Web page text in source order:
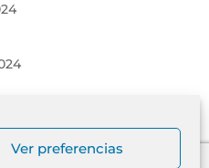
Ver preferencias